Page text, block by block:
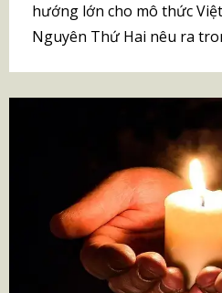
hướng lớn cho mô thức
Nguyên Thứ Hai nêu ra